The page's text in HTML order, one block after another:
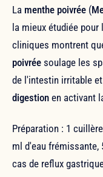
La menthe poivrée (
la mieux étudiée pour
cliniques montrent
poivrée soulage les
de l'intestin irritable et
digestion en activant
Préparation : 1
ml d'eau frémissante,
cas de reflux